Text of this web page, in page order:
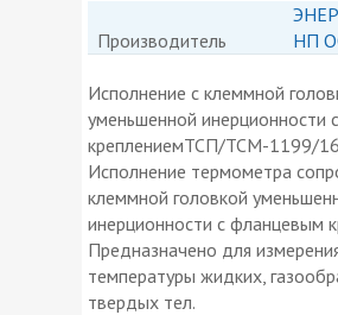
Производитель
НП
Исполнение с клеммной
уменьшенной инерционности
креплениемТСП/ТСМ-1199/
Исполнение термометра
клеммной головкой
инерционности с фланцевым
Предназначено для
температуры жидких,
твердых тел.